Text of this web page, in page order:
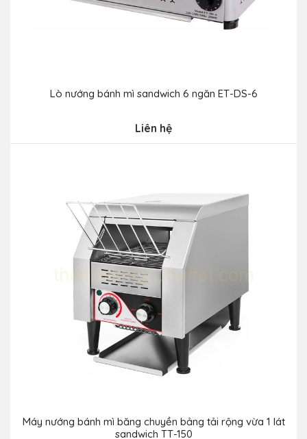
Lò nướng bánh mì sandwich 6 ngăn ET-DS-6
Liên hệ
Máy nướng bánh mì băng chuyền bảng tải rộng vừa 1 lát
sandwich TT-150